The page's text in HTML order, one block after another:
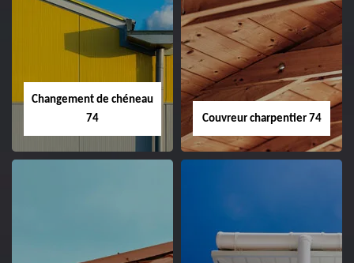
Changement de chéneau
74
Couvreur charpentier 74